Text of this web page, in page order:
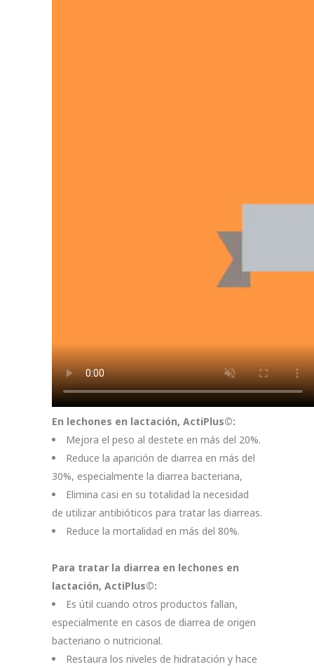
En lechones en lactación, ActiPlus©:
Mejora el peso al destete en más del 20%.
Reduce la aparición de diarrea en más del
30%, especialmente la diarrea bacteriana,
Elimina casi en su totalidad la necesidad
de utilizar antibióticos para tratar las diarreas.
Reduce la mortalidad en más del 80%.
Para tratar la diarrea en lechones en
lactación, ActiPlus©:
Es útil cuando otros productos fallan,
especialmente en casos de diarrea de origen
bacteriano o nutricional.
Restaura los niveles de hidratación y hace